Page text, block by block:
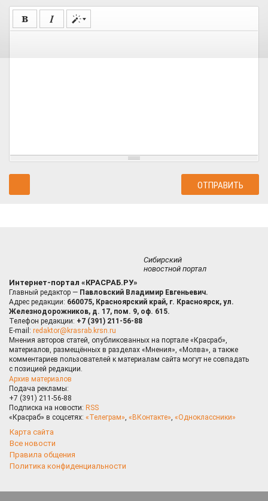
Сибирский
новостной портал
Интернет-портал «КРАСРАБ.РУ»
Главный редактор — Павловский Владимир Евгеньевич.
Адрес редакции: 660075, Красноярский край, г. Красноярск, ул.
Железнодорожников, д. 17, пом. 9, оф. 615.
Телефон редакции: +7 (391) 211-56-88
E-mail: redaktor@krasrab.krsn.ru
Мнения авторов статей, опубликованных на портале «Красраб»,
материалов, размещённых в разделах «Мнения», «Молва», а также
комментариев пользователей к материалам сайта могут не совпадать
с позицией редакции.
Архив материалов
Подача рекламы:
+7 (391) 211-56-88
Подписка на новости: RSS
«Красраб» в соцсетях: «Телеграм», «ВКонтакте», «Одноклассники»
Карта сайта
Все новости
Правила общения
Политика конфиденциальности